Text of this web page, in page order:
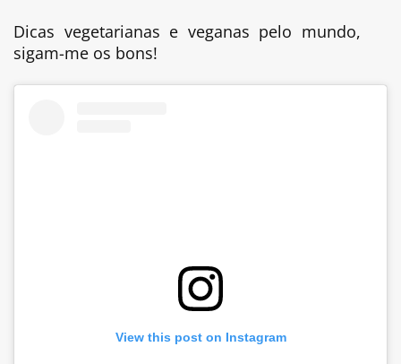
Dicas vegetarianas e veganas pelo mundo,
sigam-me os bons!
View this post on Instagram